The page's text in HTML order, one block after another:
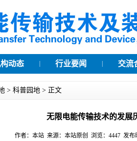
动态 行业要闻 交流
> 科普园地 > 正文
无限电能传输技术的发展
作者：本站 来源：本站原创 浏览：4447 发布